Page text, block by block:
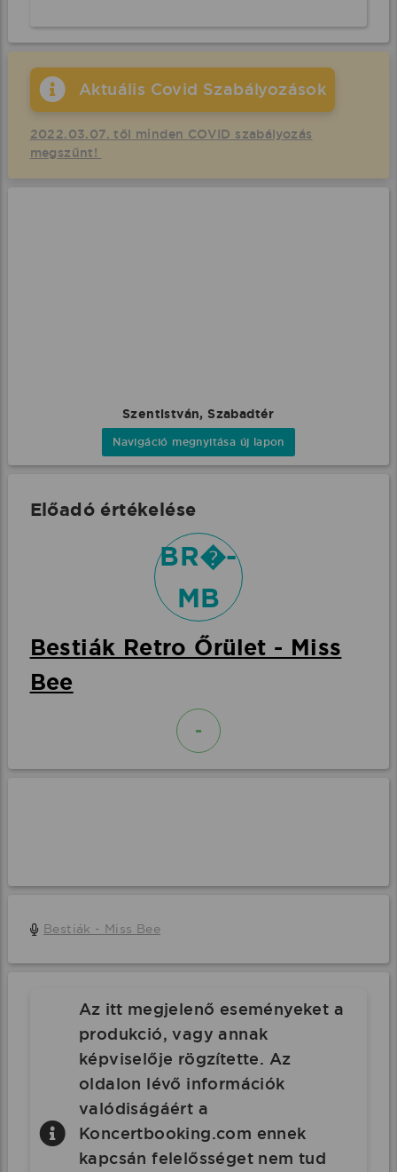
Aktuális Covid Szabályozások
2022.03.07. től minden COVID szabályozás
megszűnt!
Szentistván, Szabadtér
Navigáció megnyitása új lapon
Előadó értékelése
BR�-
MB
Bestiák Retro Őrület - Miss
Bee
-
Bestiák - Miss Bee
Az itt megjelenő eseményeket a
produkció, vagy annak
képviselője rögzítette. Az
oldalon lévő információk
valódiságáért a
Koncertbooking.com ennek
kapcsán felelősséget nem tud